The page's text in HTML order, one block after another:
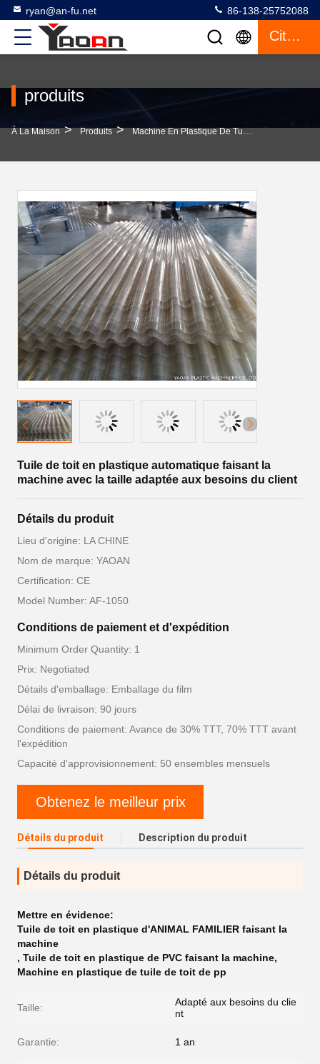
ryan@an-fu.net 86-138-25752088
Citation
produits
À La Maison > Produits > Machine En Plastique De Tuile De Toit >
Tuile de toit en plastique automatique faisant la
machine avec la taille adaptée aux besoins du client
Détails du produit
Lieu d'origine: LA CHINE
Nom de marque: YAOAN
Certification: CE
Model Number: AF-1050
Conditions de paiement et d'expédition
Minimum Order Quantity: 1
Prix: Negotiated
Détails d'emballage: Emballage du film
Délai de livraison: 90 jours
Conditions de paiement: Avance de 30% TTT, 70% TTT avant
l'expédition
Capacité d'approvisionnement: 50 ensembles mensuels
Obtenez le meilleur prix
Détails du produit Description du produit
Détails du produit
Mettre en évidence:
Tuile de toit en plastique d'ANIMAL FAMILIER faisant la
machine
, Tuile de toit en plastique de PVC faisant la machine,
Machine en plastique de tuile de toit de pp
Taille:
Adapté aux besoins du clie
nt
Garantie: 1 an